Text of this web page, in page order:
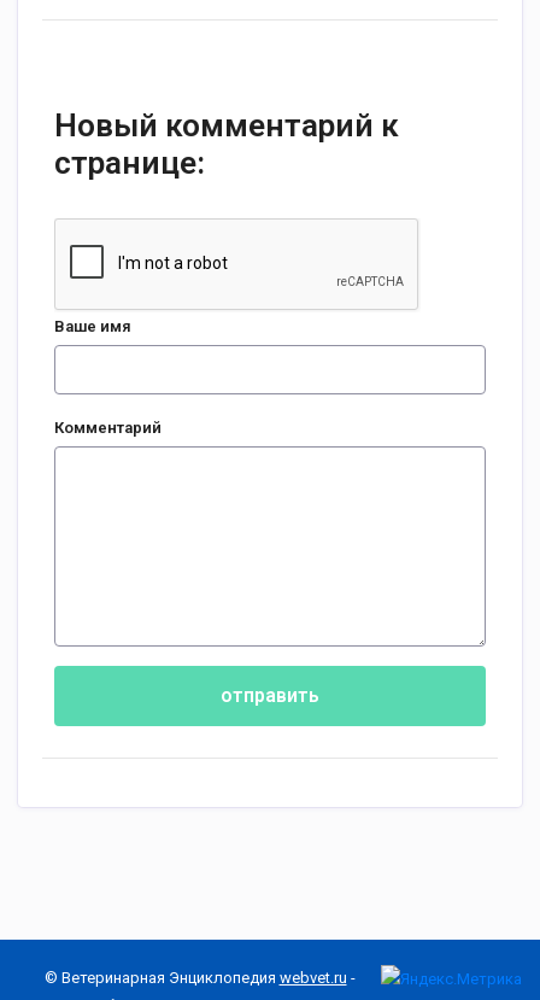
Новый комментарий к
странице:
Ваше имя
Комментарий
отправить
© Ветеринарная Энциклопедия webvet.ru -